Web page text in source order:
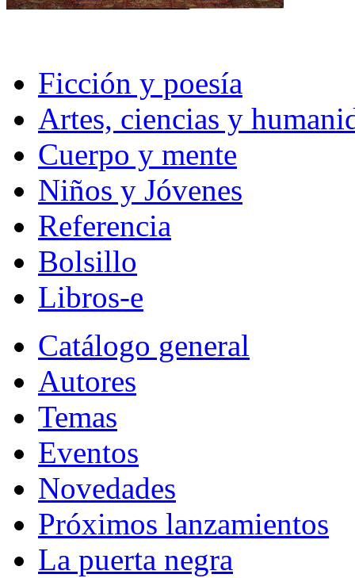
Ficción y poesía
Artes, ciencias y
Cuerpo y mente
Niños y Jóvenes
Referencia
Bolsillo
Libros-e
Catálogo general
Autores
Temas
Eventos
Novedades
Próximos lanzamientos
La puerta negra